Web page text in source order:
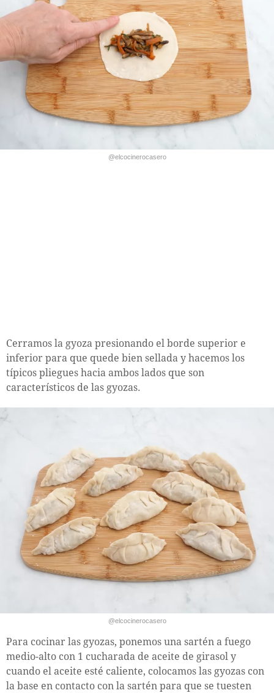
@elcocinerocasero
Cerramos la gyoza presionando el borde superior e
inferior para que quede bien sellada y hacemos los
típicos pliegues hacia ambos lados que son
característicos de las gyozas.
@elcocinerocasero
Para cocinar las gyozas, ponemos una sartén a fuego
medio-alto con 1 cucharada de aceite de girasol y
cuando el aceite esté caliente, colocamos las gyozas con
la base en contacto con la sartén para que se tuesten